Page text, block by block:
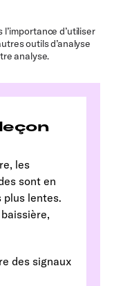
d’utiliser
outils d’analyse
analyse.
les
sont en
plus lentes.
des signaux